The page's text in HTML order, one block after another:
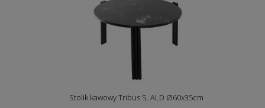
Stolik kawowy Tribus S. ALD Ø60x35cm